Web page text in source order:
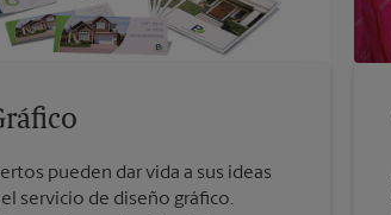
pueden dar vida a sus ideas
servicio de diseño gráfico.